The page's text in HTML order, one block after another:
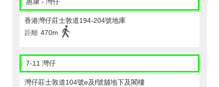
惠康 - 灣仔
香港灣仔莊士敦道194-204號地庫
距離 470m
7-11 灣仔
灣仔莊士敦道104號e及f號舖地下及閣樓